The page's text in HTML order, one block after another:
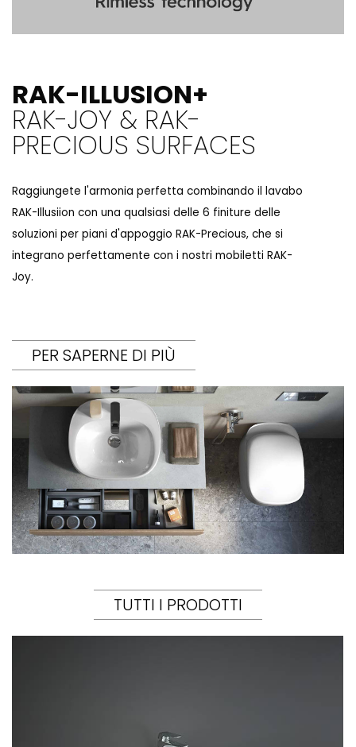
RAK-ILLUSION+
RAK-JOY & RAK-
PRECIOUS SURFACES
Raggiungete l'armonia perfetta combinando il lavabo
RAK-Illusiion con una qualsiasi delle 6 finiture delle
soluzioni per piani d'appoggio RAK-Precious, che si
integrano perfettamente con i nostri mobiletti RAK-
Joy.
PER SAPERNE DI PIÙ
TUTTI I PRODOTTI